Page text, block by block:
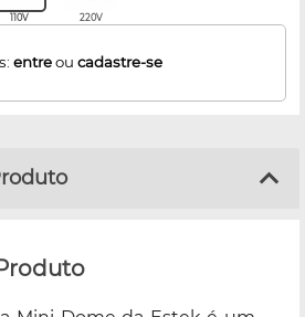
110V 220V
entreou cadastre-se